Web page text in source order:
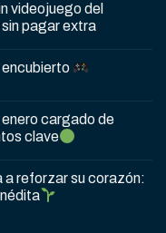
videojuego del
pagar extra
encubierto
enero cargado de
clave
a reforzar su corazón: